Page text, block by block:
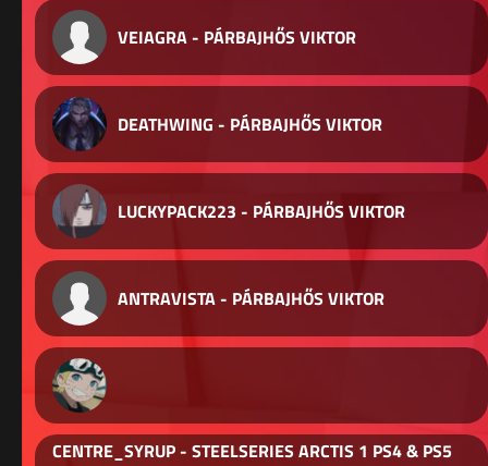
VEIAGRA - PÁRBAJHŐS VIKTOR
DEATHWING - PÁRBAJHŐS VIKTOR
LUCKYPACK223 - PÁRBAJHŐS VIKTOR
ANTRAVISTA - PÁRBAJHŐS VIKTOR
CENTRE_SYRUP - STEELSERIES ARCTIS 1 PS4 & PS5